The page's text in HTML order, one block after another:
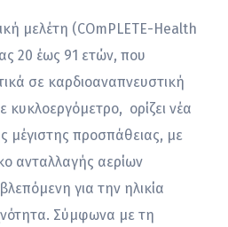
μελέτη (COmPLETE-Health
20 έως 91 ετών, που
σε καρδιοαναπνευστική
ορίζει νέα
μέγιστης προσπάθειας, με
ανταλλαγής αερίων
για την ηλικία
Σύμφωνα με τη